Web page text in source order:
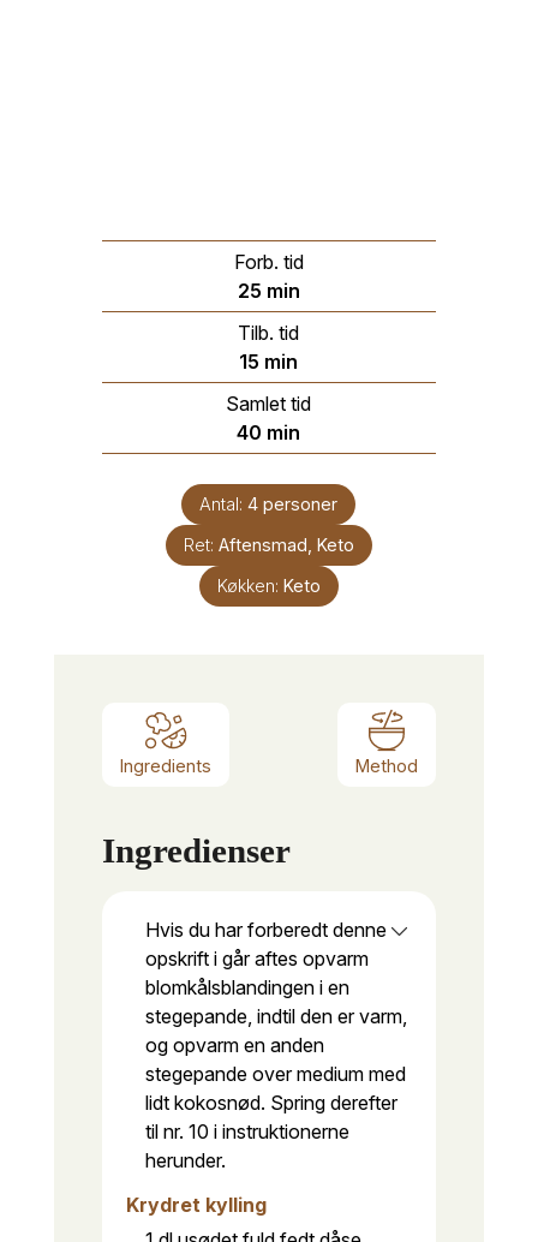
Forb. tid
25minutter
min
Tilb. tid
15 minutter
min
Samlet tid
40 minutter
min
Antal:4 personer
Ret: Aftensmad, Keto
Køkken: Keto
Ingredients Method
Ingredienser
Hvis du har forberedt denne
opskrift i går aftes opvarm
blomkålsblandingen i en
stegepande, indtil den er varm,
og opvarm en anden
stegepande over medium med
lidt kokosnød. Spring derefter
til nr. 10 i instruktionerne
herunder.
Krydret kylling